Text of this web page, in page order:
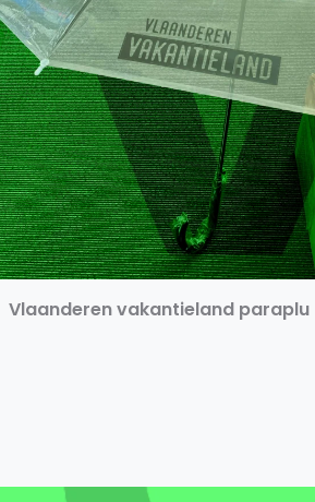
Vlaanderen vakantieland paraplu